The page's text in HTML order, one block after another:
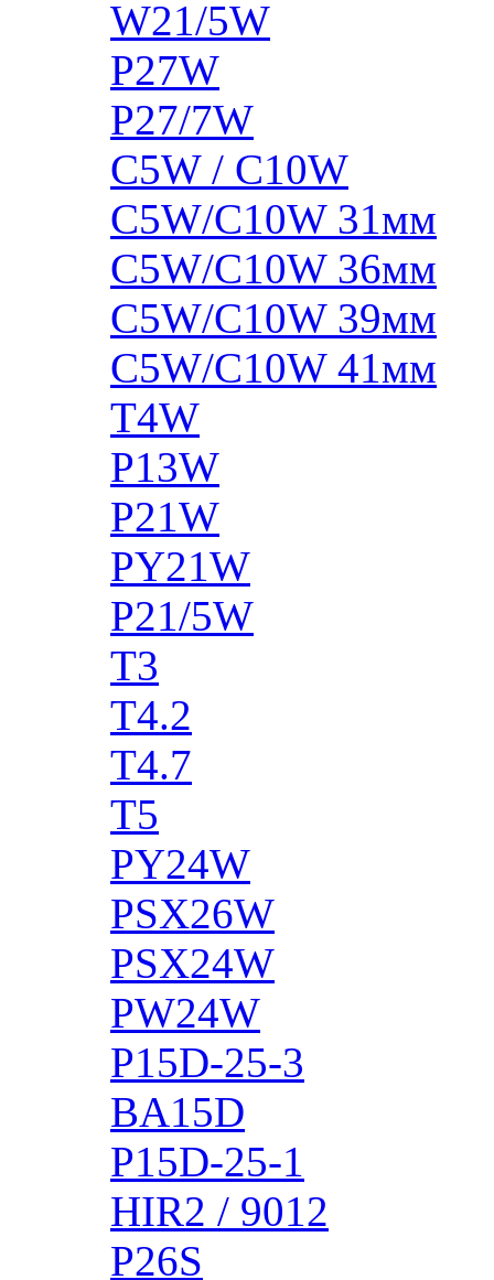
W21/5W
P27W
P27/7W
C5W / C10W
C5W/C10W 31мм
C5W/C10W 36мм
C5W/C10W 39мм
C5W/C10W 41мм
T4W
P13W
P21W
PY21W
P21/5W
T3
T4.2
T4.7
T5
PY24W
PSX26W
PSX24W
PW24W
P15D-25-3
BA15D
P15D-25-1
HIR2 / 9012
P26S